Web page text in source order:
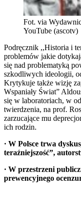
Fot. via
YouTube (ascotv)
Podręcznik ,,Historia i
problemów jakie
się nad problematyką
szkodliwych ideologii,
Krytykuje także wizję
Wspaniały Świat”
się w laboratoriach, w
twierdzenia, na prof.
zarzucające mu
ich rodzin.
· W Polsce trwa
teraźniejszość”,
· W przestrzeni
prewencyjnego